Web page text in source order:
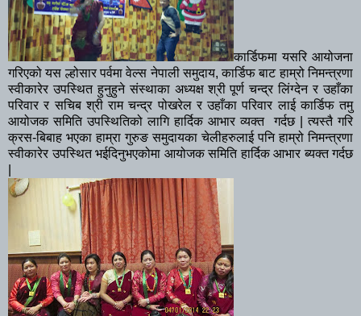
कार्डिफमा यसरि आयोजना
गरिएको यस ल्होसार पर्वमा वेल्स नेपाली समुदाय, कार्डिफ बाट हाम्रो निमन्त्रणा
स्वीकारेर उपस्थित हुनुहुने संस्थाका अध्यक्ष श्री पूर्ण चन्द्र लिंग्देन र उहाँका
परिवार र सचिब श्री राम चन्द्र पोखरेल र उहाँका परिवार लाई कार्डिफ तमु
आयोजक समिति उपस्थितिको लागि हार्दिक आभार व्यक्त गर्दछ | त्यस्तै गरि
क्रस-बिबाह भएका हाम्रा गुरुङ समुदायका चेलीहरुलाई पनि हाम्रो निमन्त्रणा
स्वीकारेर उपस्थित भईदिनुभएकोमा आयोजक समिति हार्दिक आभार ब्यक्त गर्दछ